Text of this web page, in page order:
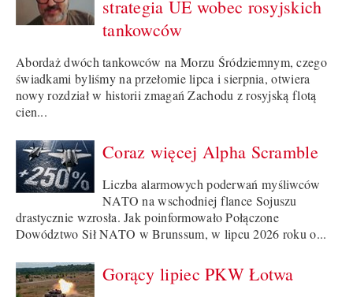
strategia UE wobec rosyjskich
tankowców
Abordaż dwóch tankowców na Morzu Śródziemnym, czego
świadkami byliśmy na przełomie lipca i sierpnia, otwiera
nowy rozdział w historii zmagań Zachodu z rosyjską flotą
cien...
Coraz więcej Alpha Scramble
Liczba alarmowych poderwań myśliwców
NATO na wschodniej flance Sojuszu
drastycznie wzrosła. Jak poinformowało Połączone
Dowództwo Sił NATO w Brunssum, w lipcu 2026 roku o...
Gorący lipiec PKW Łotwa